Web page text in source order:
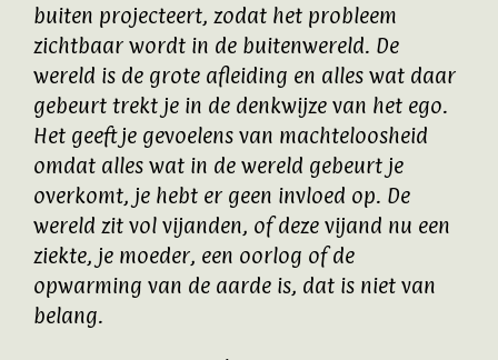
buiten projecteert, zodat het probleem
zichtbaar wordt in de buitenwereld. De
wereld is de grote afleiding en alles wat daar
gebeurt trekt je in de denkwijze van het ego.
Het geeft je gevoelens van machteloosheid
omdat alles wat in de wereld gebeurt je
overkomt, je hebt er geen invloed op. De
wereld zit vol vijanden, of deze vijand nu een
ziekte, je moeder, een oorlog of de
opwarming van de aarde is, dat is niet van
belang.